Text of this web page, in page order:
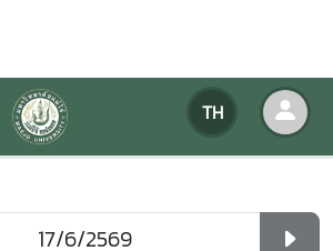
TH
มของหน่วยงาน
ของหน่วยงาน